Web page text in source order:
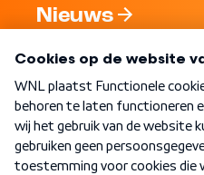
Nieuws
Nieuwsbrief
Word Lid